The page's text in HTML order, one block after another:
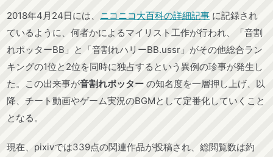
2018年4月24日には、 ニコニコ大百科の詳細記事 に記録され
ているように、何者かによるマイリスト工作が行われ、「音割
れポッターBB」と「音割れハリーBB.ussr」がその他総合ラン
キングの1位と2位を同時に独占するという異例の珍事が発生し
た。この出来事が音割れポッター の知名度を一層押し上げ、以
降、チート動画やゲーム実況のBGMとして定番化していくこと
となる。
現在、pixivでは339点の関連作品が投稿され、総閲覧数は約